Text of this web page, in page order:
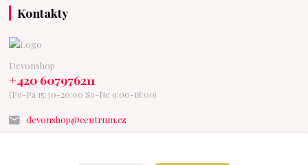
Kontakty
Devonshop
+420 607976211
(Po-Pá 15:30-20:00 So-Ne 9:00-18:00)
devonshop@centrum.cz